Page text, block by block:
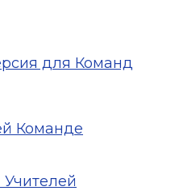
для Команд
Команде